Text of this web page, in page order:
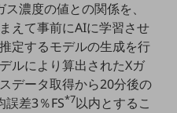
濃度の値との関係を、
えて事前にAIに学習させ
定するモデルの生成を行
ルにより算出されたXガ
データ取得から20分後の
誤差3％FS*7以内とするこ